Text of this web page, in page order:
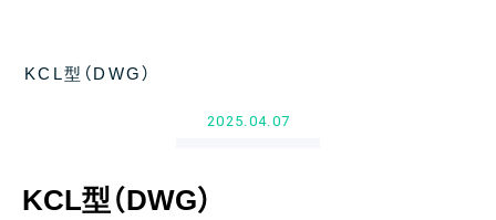
KCL型（DWG）
2025.04.07
KCL型（DWG）